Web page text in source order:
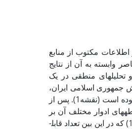
مکتوب از منابع
وابسته به آن از نتایج
تحلیل­های منطقی در یک
جمهوری اسلامی ایران،
سیستان را به 22 حوزة جغرافیایی تقسیم و از هر حوزه یک نقشه 50000/1 تهیه نموده است (نقشه1). پس از
ادوار مختلف آن بر
اساس آثار و شواهد باستان­شناختی مشخص گردید (مهرآفرین و موسوی حاجی: 1388) که در این بین تعداد قابل­